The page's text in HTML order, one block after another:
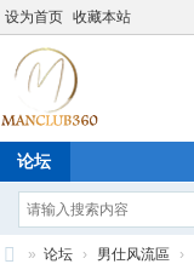
设为首页 收藏本站
论坛
» 论坛 › 男仕风流區 ›